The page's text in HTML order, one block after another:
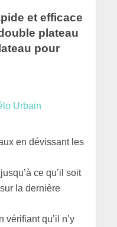
et efficace
plateau
pour
en dévissant les
ce qu’il soit
la dernière
vérifiant qu’il n’y